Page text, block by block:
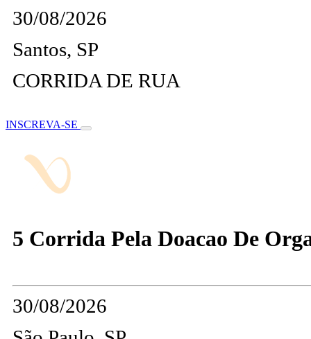
30/08/2026
Santos, SP
CORRIDA DE RUA
INSCREVA-SE
5 Corrida Pela Doacao De
30/08/2026